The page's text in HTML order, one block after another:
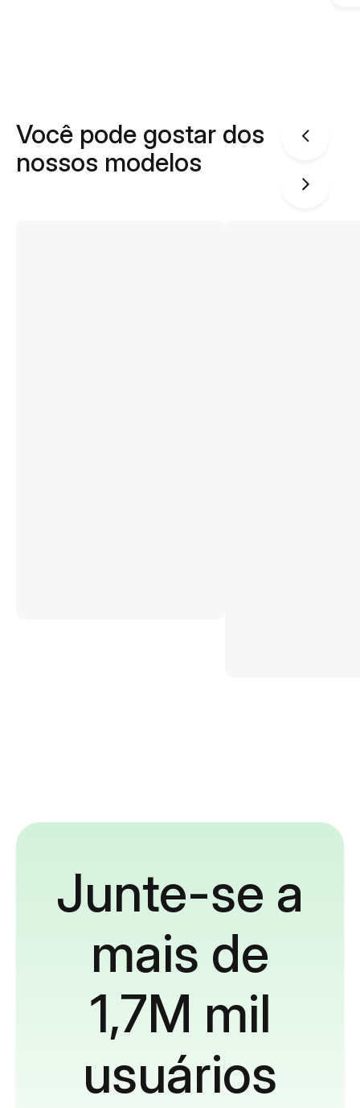
Você pode gostar dos
nossos modelos
Junte-se a
mais de
1,7M mil
usuários